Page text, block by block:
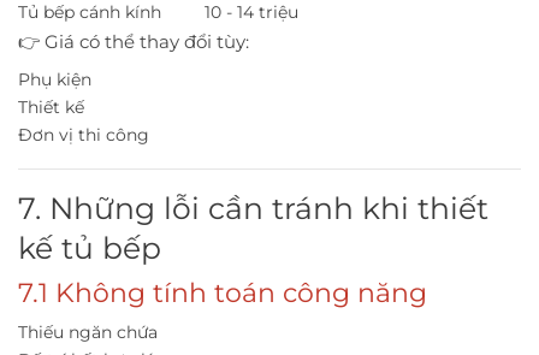
Tủ bếp cánh kính
10 - 14 triệu
👉 Giá có thể thay đổi tùy:
Phụ kiện
Thiết kế
Đơn vị thi công
7. Những lỗi cần tránh khi thiết
kế tủ bếp
7.1 Không tính toán công năng
Thiếu ngăn chứa